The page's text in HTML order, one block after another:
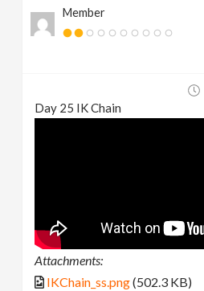
Member
Day 25 IK Chain
Attachments:
IKChain_ss.png(502.3 KB)